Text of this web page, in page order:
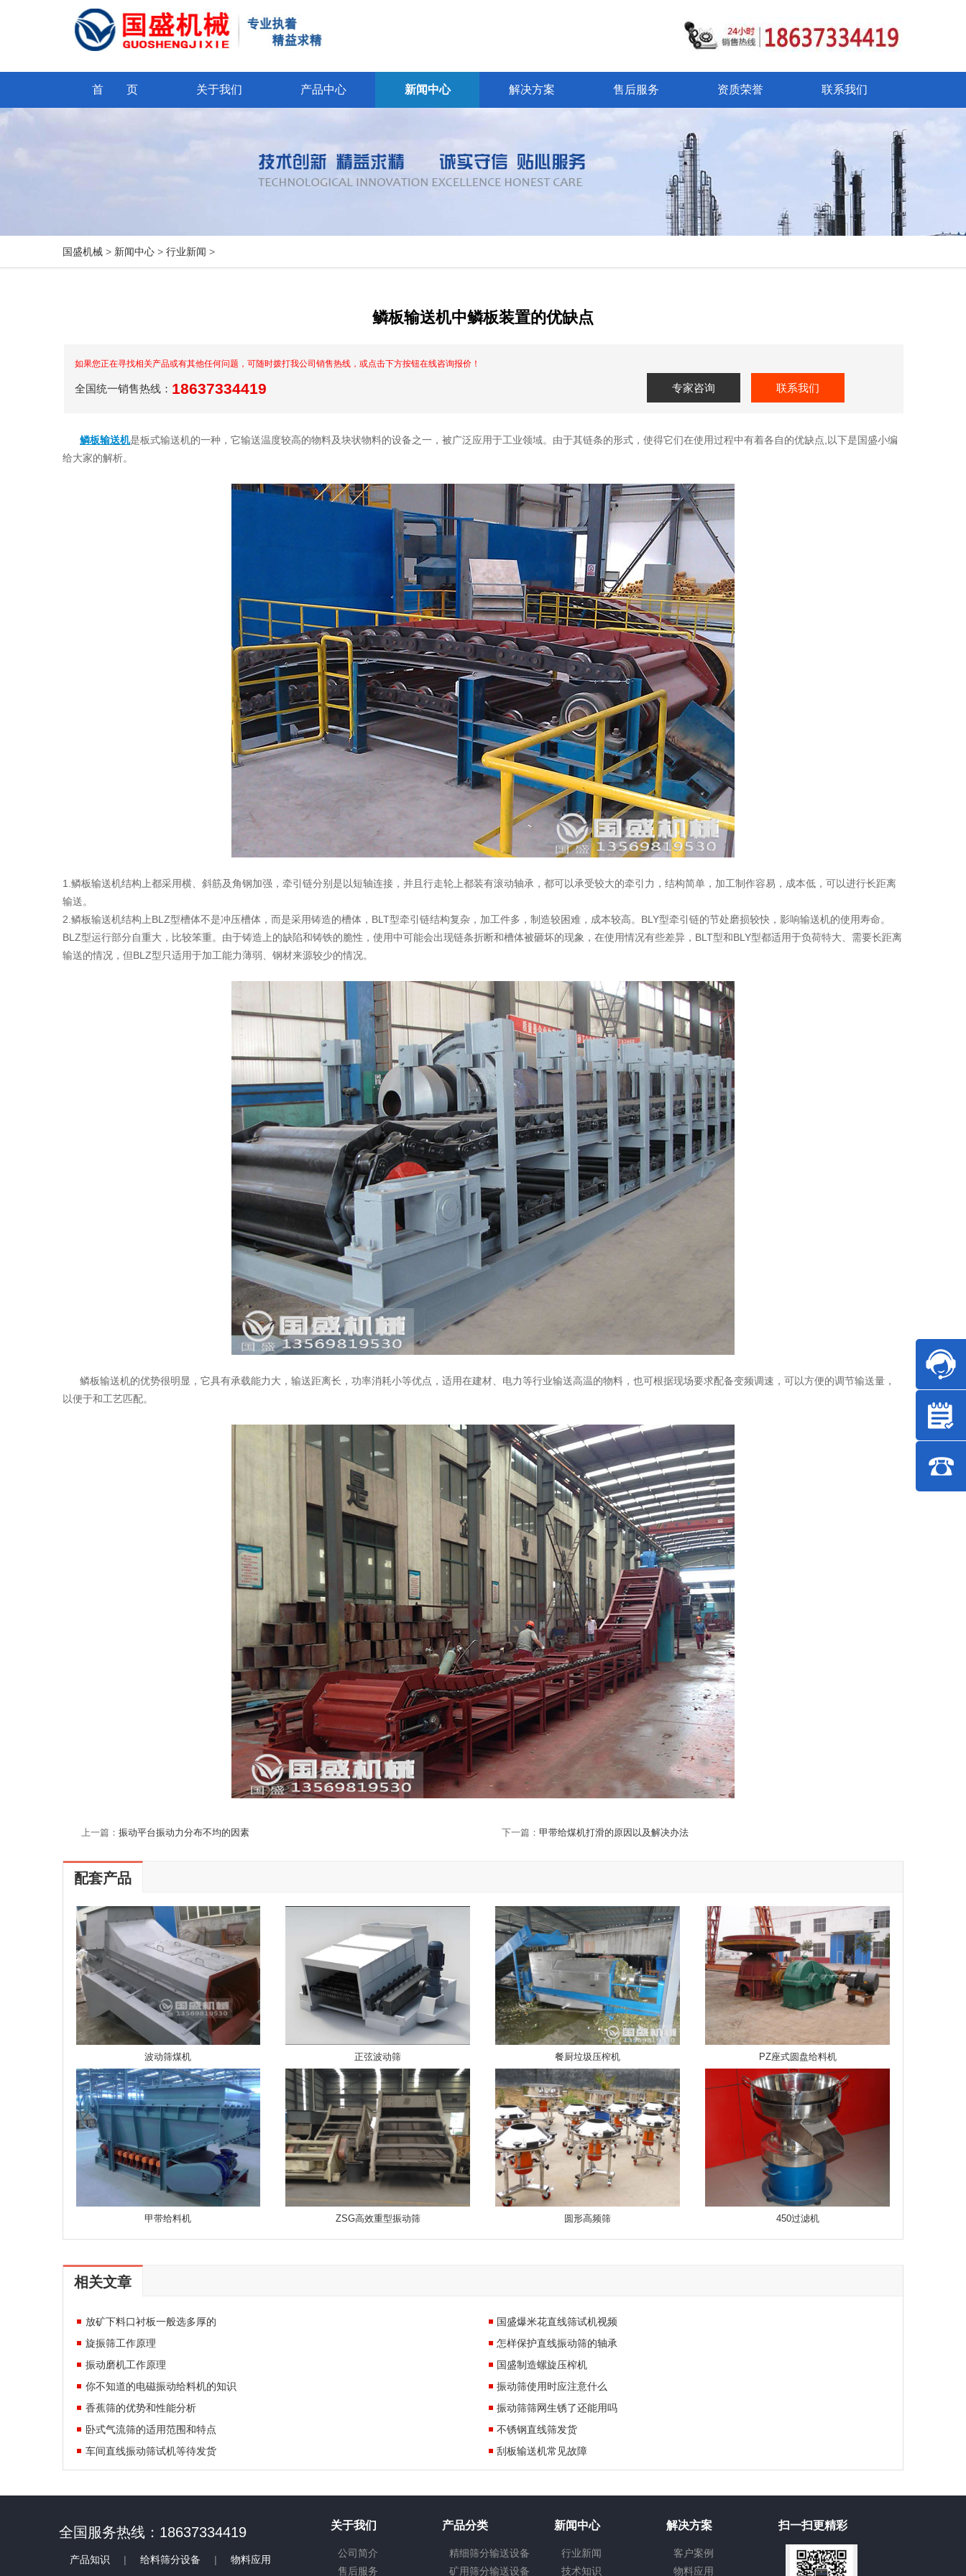
首 页 关于我们 产品中心 新闻中心 解决方案 售后服务 资质荣誉 联系我们
国盛机械 > 新闻中心 > 行业新闻 >
鳞板输送机中鳞板装置的优缺点
如果您正在寻找相关产品或有其他任何问题，可随时拨打我公司销售热线，或点击下方按钮在线咨询报价！
全国统一销售热线： 18637334419 专家咨询 联系我们
鳞板输送机是板式输送机的一种，它输送温度较高的物料及块状物料的设备之一，被广泛应用于工业领域。由于其链条的形式，使得它们在使用过程中有着各自的优缺点,以下是国盛小编
给大家的解析。
1.鳞板输送机结构上都采用横、斜筋及角钢加强，牵引链分别是以短轴连接，并且行走轮上都装有滚动轴承，都可以承受较大的牵引力，结构简单，加工制作容易，成本低，可以进行长距离
输送。
2.鳞板输送机结构上BLZ型槽体不是冲压槽体，而是采用铸造的槽体，BLT型牵引链结构复杂，加工件多，制造较困难，成本较高。BLY型牵引链的节处磨损较快，影响输送机的使用寿命。
BLZ型运行部分自重大，比较笨重。由于铸造上的缺陷和铸铁的脆性，使用中可能会出现链条折断和槽体被砸坏的现象，在使用情况有些差异，BLT型和BLY型都适用于负荷特大、需要长距离
输送的情况，但BLZ型只适用于加工能力薄弱、钢材来源较少的情况。
鳞板输送机的优势很明显，它具有承载能力大，输送距离长，功率消耗小等优点，适用在建材、电力等行业输送高温的物料，也可根据现场要求配备变频调速，可以方便的调节输送量，
以便于和工艺匹配。
上一篇： 振动平台振动力分布不均的因素 下一篇： 甲带给煤机打滑的原因以及解决办法
配套产品
波动筛煤机 正弦波动筛 餐厨垃圾压榨机 PZ座式圆盘给料机
甲带给料机 ZSG高效重型振动筛 圆形高频筛 450过滤机
相关文章
放矿下料口衬板一般选多厚的
国盛爆米花直线筛试机视频
旋振筛工作原理
怎样保护直线振动筛的轴承
振动磨机工作原理
国盛制造螺旋压榨机
你不知道的电磁振动给料机的知识
振动筛使用时应注意什么
香蕉筛的优势和性能分析
振动筛筛网生锈了还能用吗
卧式气流筛的适用范围和特点
不锈钢直线筛发货
车间直线振动筛试机等待发货
刮板输送机常见故障
全国服务热线：18637334419
产品知识 | 给料筛分设备 | 物料应用
关于我们
公司简介
售后服务
产品分类
精细筛分输送设备
矿用筛分输送设备
新闻中心
行业新闻
技术知识
解决方案
客户案例
物料应用
扫一扫更精彩